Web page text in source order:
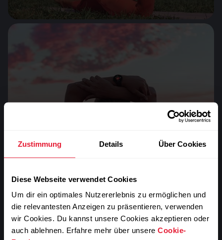
Zustimmung Details Über Cookies
Diese Webseite verwendet Cookies
Um dir ein optimales Nutzererlebnis zu ermöglichen und
die relevantesten Anzeigen zu präsentieren, verwenden
wir Cookies. Du kannst unsere Cookies akzeptieren oder
auch ablehnen. Erfahre mehr über unsere Cookie-
Hilf deinen Kund*innen, ihr Leben durch
ganzheitliches Wohlbefinden und Tagesroutinen ins